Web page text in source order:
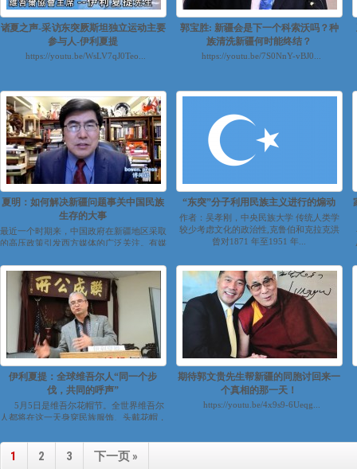
诸夏之声-采访东突厥斯坦独立运动主要
参与人-伊利夏提
https://youtu.be/WsLV7qJ0Teo...
郭宝胜: 新疆会是下一个科索沃吗？种
族清洗新疆何时能终结？
https://youtu.be/7S0NnY-vBJ0...
夏明：如何解决新疆问题事关中国民族
生存的大事
最近一个时期来，中国政府在新疆地区采取
的高压政策引发西方媒体的广泛关注。有媒
“东突”分子利用民族主义进行的煽动
作者：吴孝刚，中央民族大学 传统人类学
较少考虑文化的政治性,克鲁伯和克拉克洪
曾对1871 年至1951 年...
伊利夏提：全球维吾尔人“同一个步
伐，共同的呼声”
5月5日是维吾尔花帽节。全世界维吾尔
人都将在这一天身穿民族服饰、头戴花帽，
期待郭文贵先生帮新疆的同胞讨回来一
个真相的那一天！
https://youtu.be/4x9s9-6Ueqg...
1 2 3 下一页 »